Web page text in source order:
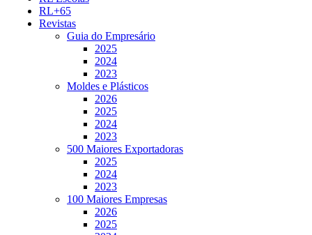
RL+65
Revistas
Guia do Empresário
2025
2024
2023
Moldes e Plásticos
2026
2025
2024
2023
500 Maiores Exportadoras
2025
2024
2023
100 Maiores Empresas
2026
2025